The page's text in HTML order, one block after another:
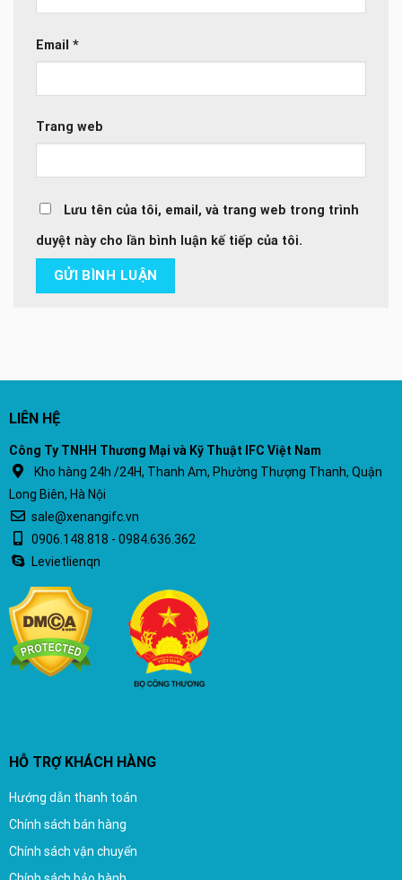
Email *
Trang web
Lưu tên của tôi, email, và trang web trong trình
duyệt này cho lần bình luận kế tiếp của tôi.
LIÊN HỆ
Công Ty TNHH Thương Mại và Kỹ Thuật IFC Việt Nam
Kho hàng 24h /24H, Thanh Am, Phường Thượng Thanh, Quận
Long Biên, Hà Nội
sale@xenangifc.vn
0906.148.818 - 0984.636.362
Levietlienqn
HỖ TRỢ KHÁCH HÀNG
Hướng dẫn thanh toán
Chính sách bán hàng
Chính sách vận chuyển